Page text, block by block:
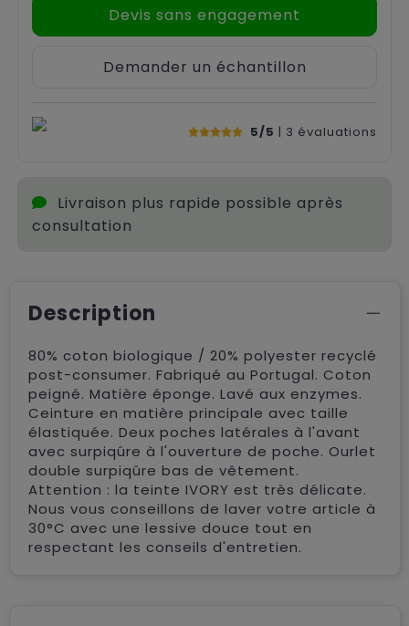
Devis sans engagement
Demander un échantillon
5/5 | 3 évaluations
Livraison plus rapide possible après
consultation
Description
80% coton biologique / 20% polyester recyclé
post-consumer. Fabriqué au Portugal. Coton
peigné. Matière éponge. Lavé aux enzymes.
Ceinture en matière principale avec taille
élastiquée. Deux poches latérales à l'avant
avec surpiqûre à l'ouverture de poche. Ourlet
double surpiqûre bas de vêtement.
Attention : la teinte IVORY est très délicate.
Nous vous conseillons de laver votre article à
30°C avec une lessive douce tout en
respectant les conseils d'entretien.